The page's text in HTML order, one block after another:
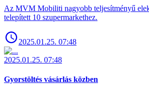
Az MVM Mobiliti nagyobb teljesítményű
telepített 10 szupermarkethez.
2025.01.25. 07:48
2025.01.25. 07:48
Gyorstöltés vásárlás közben